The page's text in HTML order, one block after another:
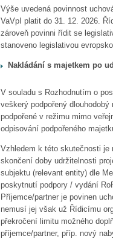
Výše uvedená povinnost
VaVpI platit do 31. 12. 2026.
zároveň povinni řídit se
stanoveno legislativou
Nakládání s majetkem po
V souladu s Rozhodnutím o
veškerý podpořený
podpořené v režimu mimo
odpisování podpořeného
Vzhledem k této skutečnosti je
skončení doby udržitelnosti
subjektu (relevant entity) dle
poskytnutí podpory / vydání
Příjemce/partner je povinen
nemusí jej však už Řídicímu
překročení limitu možného
příjemce/partner, příp. nový